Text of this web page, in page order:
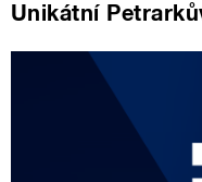
Unikátní